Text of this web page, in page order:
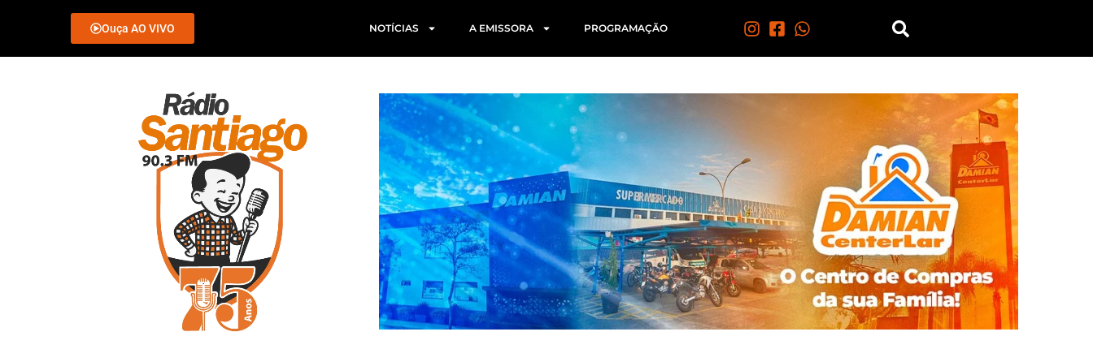
Ouça AO VIVO NOTÍCIAS A EMISSORA PROGRAMAÇÃO